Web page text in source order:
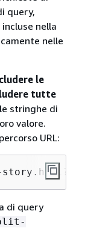
query,
incluse nella
nelle
le
tutte
stringhe di
valore.
URL:
di query